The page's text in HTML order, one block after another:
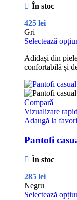
În stoc
425 lei
Gri
Selectează
Adidași din
confortabilă și
Compară
Vizualizare
Adaugă la
Pantofi
În stoc
285 lei
Negru
Selectează